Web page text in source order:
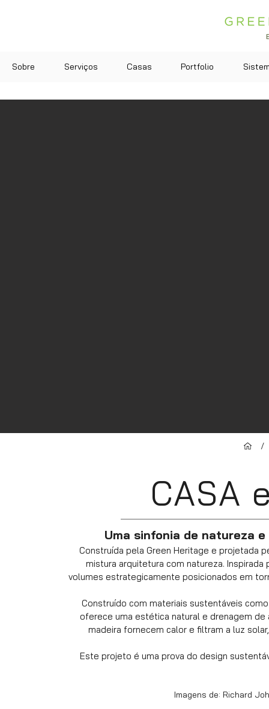
Sobre Serviços Casas Portfolio
/
CASA
Uma sinfonia de natureza
Construída pela Green Heritage e projetada
mistura arquitetura com natureza.
volumes estrategicamente posicionados em
Construído com materiais sustentáveis
oferece uma estética natural e drenagem
madeira fornecem calor e filtram a luz
Este projeto é uma prova do design
Imagens de: Richard